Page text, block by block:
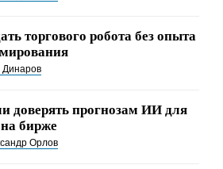
торгового робота без опыта
Динаров
доверять прогнозам ИИ для
бирже
Орлов